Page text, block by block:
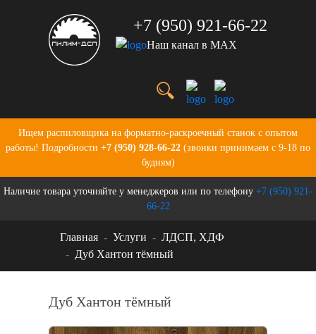
+7 (950) 921-66-22
Наш канал в MAX
Услуги
Портфолио
Производство
Бланки для заказов
Ищем распиловщика на форматно-раскроечный станок с опытом
работы! Подробности +7 (950) 928-66-22 (звонки принимаем с 9-18 по
будням)
Наличие товара уточняйте у менеджеров или по телефону +7 (950) 921-
66-22
Главная Услуги
ЛДСП, ХДФ
Дуб Хантон тёмный
Дуб Хантон тёмный